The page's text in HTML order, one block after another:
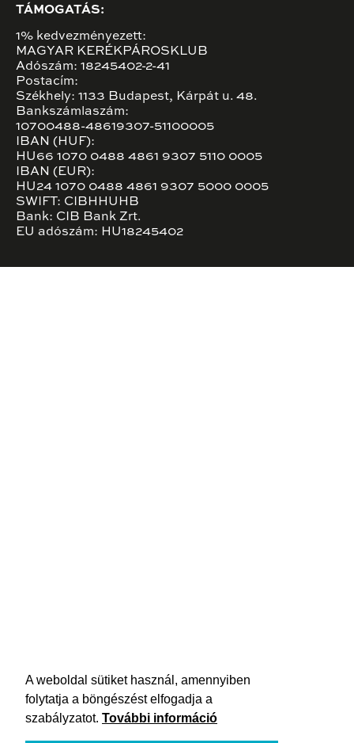
A weboldal sütiket használ, amennyiben
folytatja a böngészést elfogadja a
szabályzatot. További információ
TÁMOGATÁS:
1% kedvezményezett:
MAGYAR KERÉKPÁROSKLUB
Adószám: 18245402-2-41
Postacím:
Székhely: 1133 Budapest, Kárpát u. 48.
Bankszámlaszám:
10700488-48619307-51100005
IBAN (HUF):
HU66 1070 0488 4861 9307 5110 0005
IBAN (EUR):
HU24 1070 0488 4861 9307 5000 0005
SWIFT: CIBHHUHB
Bank: CIB Bank Zrt.
EU adószám: HU18245402